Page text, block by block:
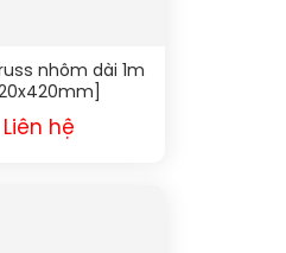
nhôm dài 1m
Liên hệ